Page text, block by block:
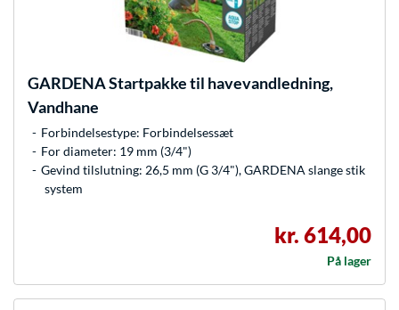
GARDENAStartpakke til havevandledning,
Vandhane
Forbindelsestype: Forbindelsessæt
For diameter: 19 mm (3/4")
Gevind tilslutning: 26,5 mm (G 3/4"), GARDENA slange stik
system
kr. 614,00
På lager